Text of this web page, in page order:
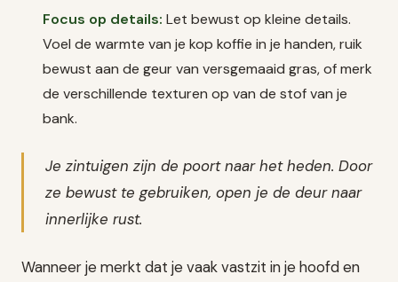
Focus op details: Let bewust op kleine details.
Voel de warmte van je kop koffie in je handen, ruik
bewust aan de geur van versgemaaid gras, of merk
de verschillende texturen op van de stof van je
bank.
Je zintuigen zijn de poort naar het heden. Door
ze bewust te gebruiken, open je de deur naar
innerlijke rust.
Wanneer je merkt dat je vaak vastzit in je hoofd en